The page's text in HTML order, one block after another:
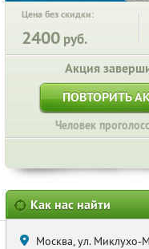
Цена без скидки:
2400 руб.
Акция
ПОВТОРИТЬ
Человек
Как нас найти
Москва, ул. Миклухо-